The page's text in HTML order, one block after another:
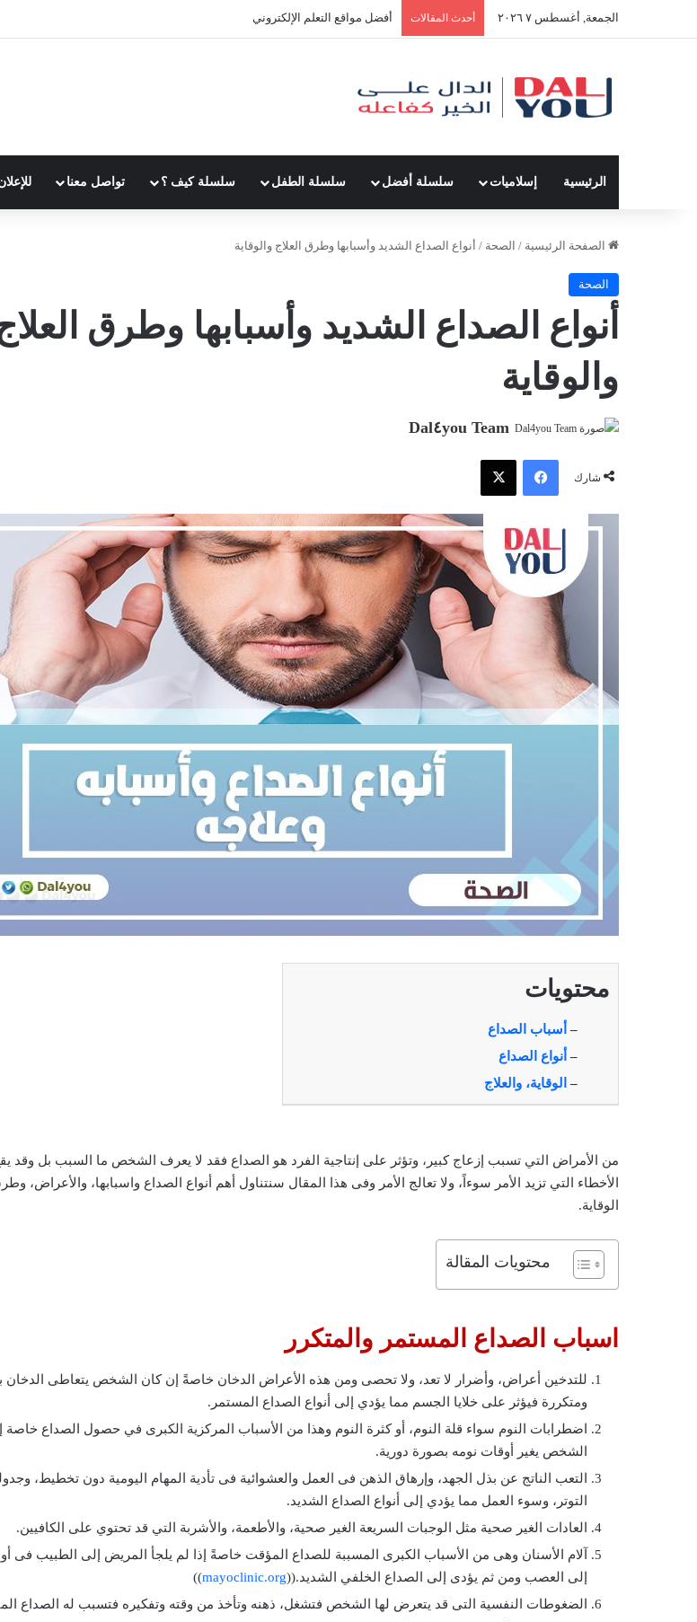
الجمعة, أغسطس ٧ ٢٠٢٦ أحدث المقالات أفضل مواقع التعلم الإلكتروني
الرئيسية إسلاميات سلسلة أفضل سلسلة الطفل سلسلة كيف ؟ تواصل معنا
الصفحة الرئيسية / الصحة / أنواع الصداع الشديد وأسبابها وطرق العلاج والوقاية
الصحة
أنواع الصداع الشديد وأسبابها وطرق
والوقاية
Dal٤you Team
شارك
فيسبوك
محتويات
– أسباب الصداع
– أنواع الصداع
– الوقاية، والعلاج
من الأمراض التي تسبب إزعاج كبير، وتؤثر على إنتاجية الفرد هو الصداع فقد لا يعرف الشخص ما السبب بل وقد
الأخطاء التي تزيد الأمر سوءاً، ولا تعالج الأمر وفى هذا المقال سنتناول أهم أنواع الصداع واسبابها، والأعراض،
الوقاية.
محتويات المقالة
اسباب الصداع المستمر والمتكرر
للتدخين أعراض، وأضرار لا تعد، ولا تحصى ومن هذه الأعراض الدخان خاصةً إن كان الشخص يتعاطى الدخان
ومتكررة فيؤثر على خلايا الجسم مما يؤدي إلى أنواع الصداع المستمر.
اضطرابات النوم سواء قلة النوم، أو كثرة النوم وهذا من الأسباب المركزية الكبرى في حصول الصداع خاصة
الشخص يغير أوقات نومه بصورة دورية.
التعب الناتج عن بذل الجهد، وإرهاق الذهن فى العمل والعشوائية فى تأدية المهام اليومية دون تخطيط،
التوتر، وسوء العمل مما يؤدي إلى أنواع الصداع الشديد.
العادات الغير صحية مثل الوجبات السريعة الغير صحية، والأطعمة، والأشربة التي قد تحتوي على الكافيين.
آلام الأسنان وهى من الأسباب الكبرى المسببة للصداع المؤقت خاصةً إذا لم يلجأ المريض إلى الطبيب فى
إلى العصب ومن ثم يؤدى إلى الصداع الخلفي الشديد.((mayoclinic.org
))
الضغوطات النفسية التى قد يتعرض لها الشخص فتشغل، ذهنه وتأخذ من وقته وتفكيره فتسبب له الصداع